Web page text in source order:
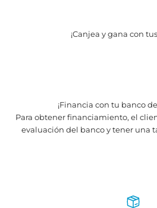
¡Canjea y gana con
¡Financia con tu banco
Para obtener financiamiento, el